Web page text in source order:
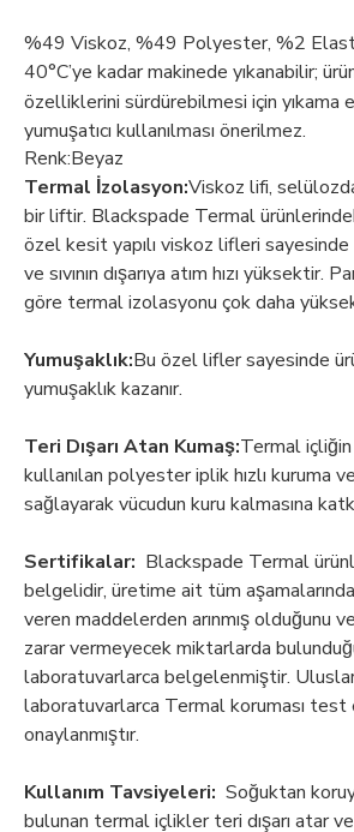
%49 Viskoz, %49 Polyester, %2
40°C’ye kadar makinede yıkanabilir;
özelliklerini sürdürebilmesi için yıkama
yumuşatıcı kullanılması önerilmez.
Renk:Beyaz
Termal İzolasyon:Viskoz lifi,
bir liftir. Blackspade Termal
özel kesit yapılı viskoz lifleri
ve sıvının dışarıya atım hızı yüksektir.
göre termal izolasyonu çok daha
Yumuşaklık:Bu özel lifler sayesinde
yumuşaklık kazanır.
Teri Dışarı Atan Kumaş:Termal içliğin
kullanılan polyester iplik hızlı kuruma
sağlayarak vücudun kuru kalmasına
Sertifikalar: Blackspade Termal
belgelidir, üretime ait tüm
veren maddelerden arınmış olduğunu
zarar vermeyecek miktarlarda
laboratuvarlarca belgelenmiştir.
laboratuvarlarca Termal koruması test
onaylanmıştır.
Kullanım Tavsiyeleri: Soğuktan
bulunan termal içlikler teri dışarı atar